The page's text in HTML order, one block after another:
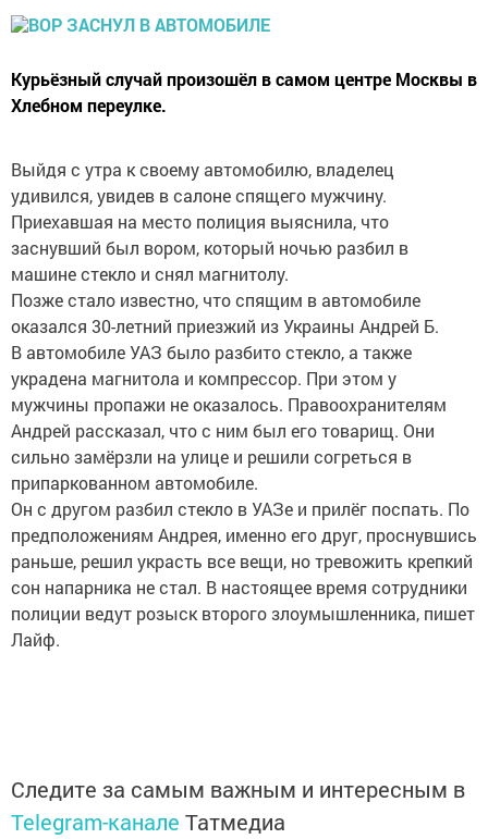
Курьёзный случай произошёл в самом центре Москвы в
Хлебном переулке.
Выйдя с утра к своему автомобилю, владелец
удивился, увидев в салоне спящего мужчину.
Приехавшая на место полиция выяснила, что
заснувший был вором, который ночью разбил в
машине стекло и снял магнитолу.
Позже стало известно, что спящим в автомобиле
оказался 30-летний приезжий из Украины Андрей Б.
В автомобиле УАЗ было разбито стекло, а также
украдена магнитола и компрессор. При этом у
мужчины пропажи не оказалось. Правоохранителям
Андрей рассказал, что с ним был его товарищ. Они
сильно замёрзли на улице и решили согреться в
припаркованном автомобиле.
Он с другом разбил стекло в УАЗе и прилёг поспать. По
предположениям Андрея, именно его друг, проснувшись
раньше, решил украсть все вещи, но тревожить крепкий
сон напарника не стал. В настоящее время сотрудники
полиции ведут розыск второго злоумышленника, пишет
Лайф.
Следите за самым важным и интересным в
Telegram-канале Татмедиа